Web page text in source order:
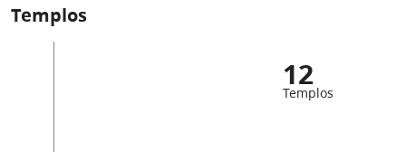
Templos
12
Templos